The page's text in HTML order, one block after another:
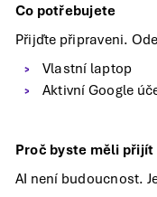
Co potřebujete
Přijďte připraveni.
Vlastní laptop
Aktivní Google
Proč byste měli přijít
AI není budoucnost.